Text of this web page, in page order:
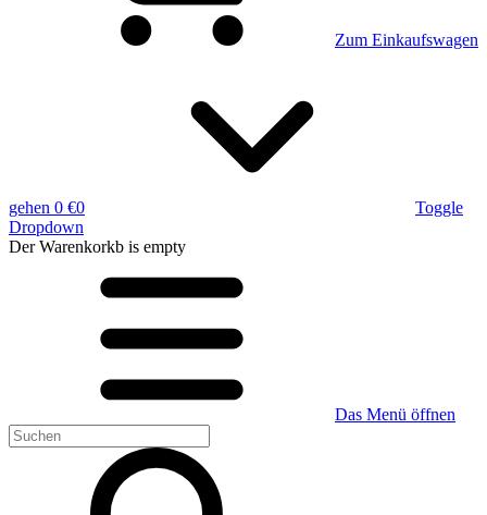
Zum Einkaufswagen
gehen 0 €0
Toggle
Dropdown
Der Warenkorkb is empty
Das Menü öffnen